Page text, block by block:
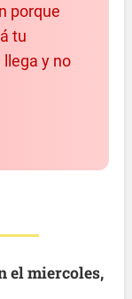
porque
tu
y no
el miercoles,